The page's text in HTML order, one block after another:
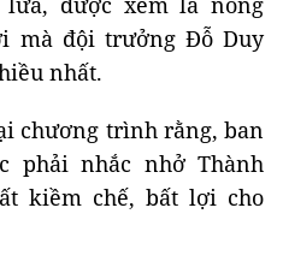
mà đội trưởng Đỗ Duy
nhất.
chương trình rằng, ban
phải nhắc nhở Thành
kiềm chế, bất lợi cho